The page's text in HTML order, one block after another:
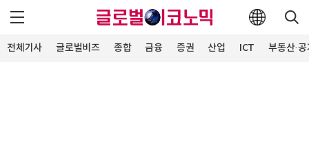
전체기사 글로벌비즈 종합 금융 증권 산업 ICT 부동산·